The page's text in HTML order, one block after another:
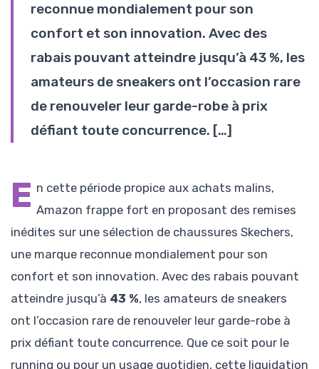
reconnue mondialement pour son
confort et son innovation. Avec des
rabais pouvant atteindre jusqu’à 43 %, les
amateurs de sneakers ont l’occasion rare
de renouveler leur garde-robe à prix
défiant toute concurrence. […]
E n cette période propice aux achats malins,
Amazon frappe fort en proposant des remises
inédites sur une sélection de chaussures Skechers,
une marque reconnue mondialement pour son
confort et son innovation. Avec des rabais pouvant
atteindre jusqu’à 43 %, les amateurs de sneakers
ont l’occasion rare de renouveler leur garde-robe à
prix défiant toute concurrence. Que ce soit pour le
running ou pour un usage quotidien, cette liquidation